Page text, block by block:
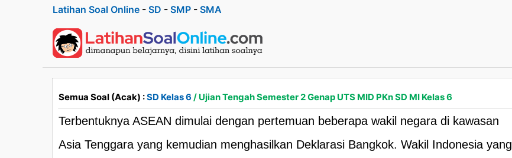
Latihan Soal Online - SD - SMP - SMA
Semua Soal (Acak) :SD Kelas 6 / Ujian Tengah Semester 2 Genap UTS MID PKn SD MI Kelas 6
Terbentuknya ASEAN dimulai dengan pertemuan beberapa wakil negara di kawasan
Asia Tenggara yang kemudian menghasilkan Deklarasi Bangkok. Wakil Indonesia yang